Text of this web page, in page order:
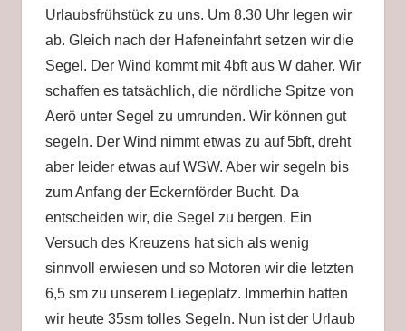
Urlaubsfrühstück zu uns. Um 8.30 Uhr legen wir
ab. Gleich nach der Hafeneinfahrt setzen wir die
Segel. Der Wind kommt mit 4bft aus W daher. Wir
schaffen es tatsächlich, die nördliche Spitze von
Aerö unter Segel zu umrunden. Wir können gut
segeln. Der Wind nimmt etwas zu auf 5bft, dreht
aber leider etwas auf WSW. Aber wir segeln bis
zum Anfang der Eckernförder Bucht. Da
entscheiden wir, die Segel zu bergen. Ein
Versuch des Kreuzens hat sich als wenig
sinnvoll erwiesen und so Motoren wir die letzten
6,5 sm zu unserem Liegeplatz. Immerhin hatten
wir heute 35sm tolles Segeln. Nun ist der Urlaub